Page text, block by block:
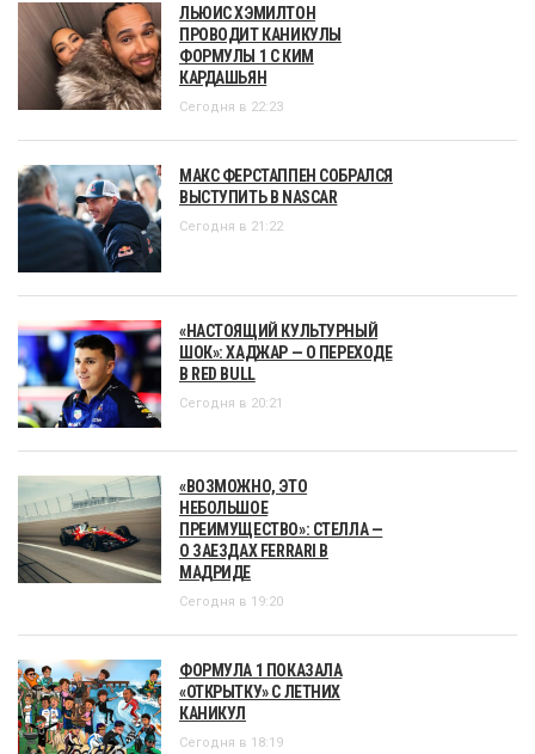
ЛЬЮИС ХЭМИЛТОН
ПРОВОДИТ КАНИКУЛЫ
ФОРМУЛЫ 1 С КИМ
КАРДАШЬЯН
Сегодня в 22:23
МАКС ФЕРСТАППЕН СОБРАЛСЯ
ВЫСТУПИТЬ В NASCAR
Сегодня в 21:22
«НАСТОЯЩИЙ КУЛЬТУРНЫЙ
ШОК»: ХАДЖАР — О ПЕРЕХОДЕ
В RED BULL
Сегодня в 20:21
«ВОЗМОЖНО, ЭТО
НЕБОЛЬШОЕ
ПРЕИМУЩЕСТВО»: СТЕЛЛА —
О ЗАЕЗДАХ FERRARI В
МАДРИДЕ
Сегодня в 19:20
ФОРМУЛА 1 ПОКАЗАЛА
«ОТКРЫТКУ» С ЛЕТНИХ
КАНИКУЛ
Сегодня в 18:19